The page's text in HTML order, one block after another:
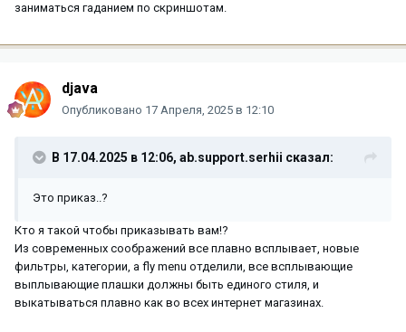
заниматься гаданием по скриншотам.
djava
Опубликовано 17 Апреля, 2025 в 12:10
В 17.04.2025 в 12:06, ab.support.serhii сказал:
Это приказ..?
Кто я такой чтобы приказывать вам!?
Из современных соображений все плавно всплывает, новые
фильтры, категории, а fly menu отделили, все всплывающие
выплывающие плашки должны быть единого стиля, и
выкатываться плавно как во всех интернет магазинах.